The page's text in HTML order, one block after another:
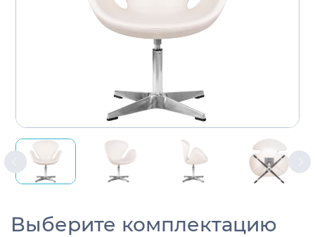
Выберите комплектацию